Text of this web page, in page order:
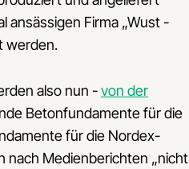
ansässigen Firma „Wust -
werden.
also nun -von der
Betonfundamente für die
für die Nordex-
nach Medienberichten „nicht